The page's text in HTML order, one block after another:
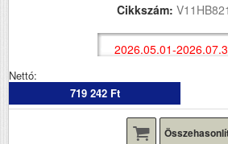
Cikkszám:
2026.05.01-
Nettó:
719 242 Ft